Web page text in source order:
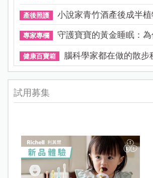
產後照護 小說家青竹酒產後成半植
專家專欄 守護寶寶的黃金睡眠：為
健康百寶箱 腦科學家都在做的散步
試用募集